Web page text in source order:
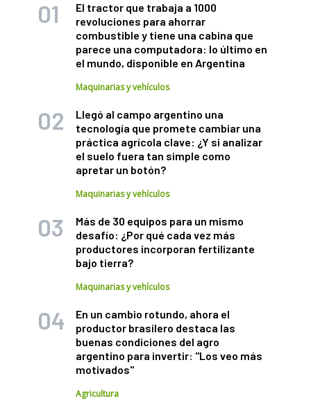
El tractor que trabaja a 1000
revoluciones para ahorrar
combustible y tiene una cabina que
parece una computadora: lo último en
el mundo, disponible en Argentina
Maquinarias y vehículos
Llegó al campo argentino una
tecnología que promete cambiar una
práctica agrícola clave: ¿Y si analizar
el suelo fuera tan simple como
apretar un botón?
Maquinarias y vehículos
Más de 30 equipos para un mismo
desafío: ¿Por qué cada vez más
productores incorporan fertilizante
bajo tierra?
Maquinarias y vehículos
En un cambio rotundo, ahora el
productor brasilero destaca las
buenas condiciones del agro
argentino para invertir: "Los veo más
motivados"
Agricultura